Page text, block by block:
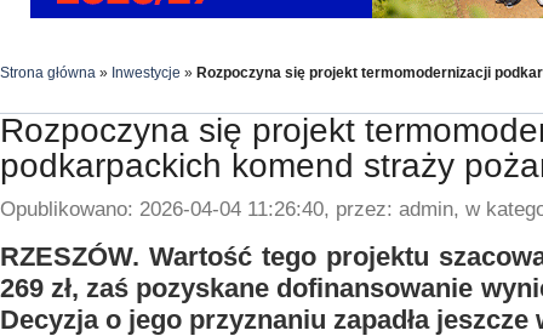
Strona główna » Inwestycje » Rozpoczyna się projekt termomodernizacji
Rozpoczyna się projekt
podkarpackich komend straży
Opublikowano: 2026-04-04 11:26:40, przez: admin, w
RZESZÓW. Wartość tego projektu
269 zł, zaś pozyskane dofinansowanie
Decyzja o jego przyznaniu zapadła jeszcze